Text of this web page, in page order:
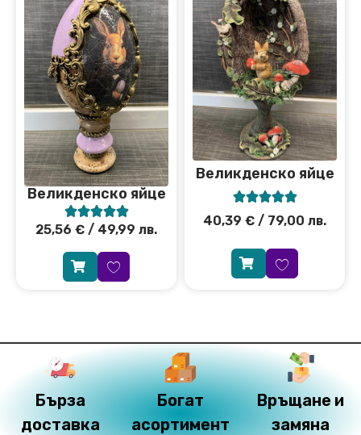
Великденско яйце

25,56 € / 49,99 лв.
Великденско яйце

40,39 € / 79,00 лв.
Бърза
доставка
Богат
асортимент
Връщане и
замяна